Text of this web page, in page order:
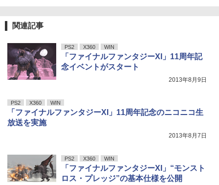
関連記事
PS2 X360 WIN
「ファイナルファンタジーXI」11周年記
念イベントがスタート
2013年8月9日
PS2 X360 WIN
「ファイナルファンタジーXI」11周年記念のニコニコ生
放送を実施
2013年8月7日
PS2 X360 WIN
「ファイナルファンタジーXI」“モンスト
ロス・プレッジ”の基本仕様を公開